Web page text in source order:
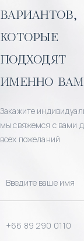
вариантов,
которые
подходят
именно вам
Закажите
мы свяжемся с вами
всех пожеланий